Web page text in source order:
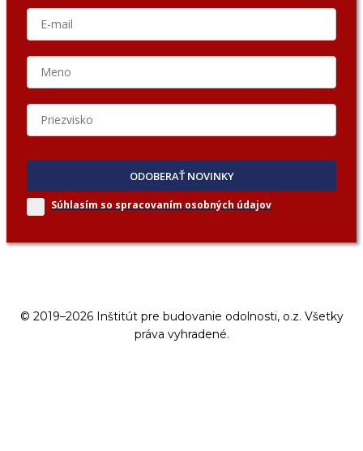
ODOBERAŤ NOVINKY
Súhlasím so spracovaním osobných údajov
© 2019–2026 Inštitút pre budovanie odolnosti, o.z. Všetky
práva vyhradené.